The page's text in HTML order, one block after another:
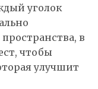
уголок
в
чтобы
улучшит